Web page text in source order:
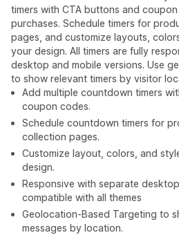
timers with CTA buttons and
purchases. Schedule timers for
pages, and customize layouts,
your design. All timers are fully
desktop and mobile versions. Use
to show relevant timers by visitor
Add multiple countdown timers
coupon codes.
Schedule countdown timers for
collection pages.
Customize layout, colors, and
design.
Responsive with separate
compatible with all themes
Geolocation-Based Targeting to
messages by location.